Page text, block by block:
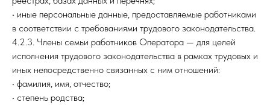
• иные персональные данные, предоставляемые работниками
в соответствии с требованиями трудового законодательства.
4.2.3. Члены семьи работников Оператора — для целей
исполнения трудового законодательства в рамках трудовых и
иных непосредственно связанных с ним отношений:
• фамилия, имя, отчество;
• степень родства;